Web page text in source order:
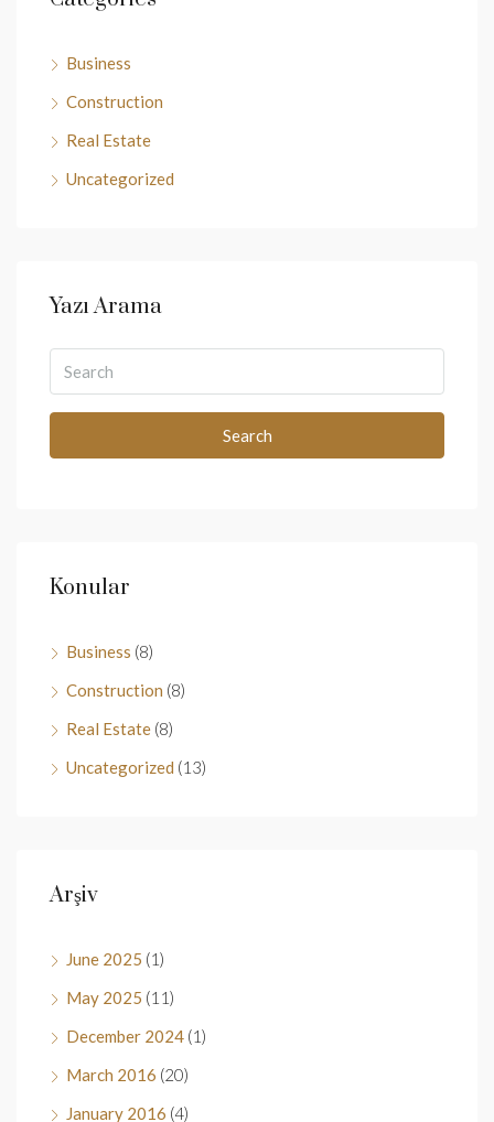
Business
Construction
Real Estate
Uncategorized
Yazı Arama
Search
Konular
Business (8)
Construction (8)
Real Estate (8)
Uncategorized (13)
Arşiv
June 2025 (1)
May 2025 (11)
December 2024 (1)
March 2016 (20)
January 2016 (4)